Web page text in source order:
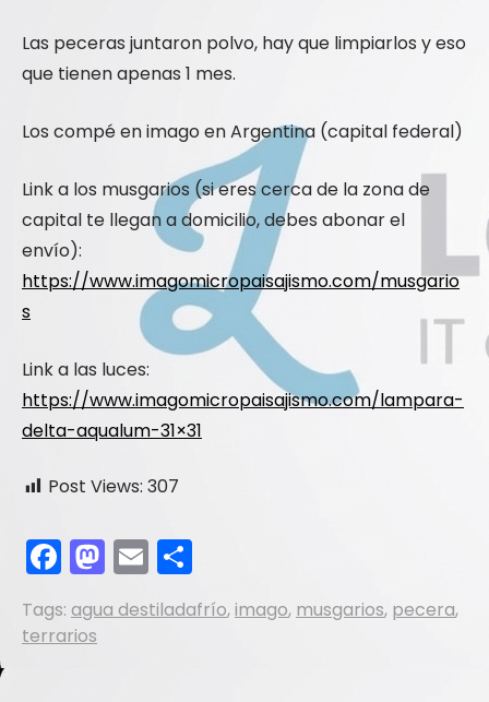
Las peceras juntaron polvo, hay que limpiarlos y eso
que tienen apenas 1 mes.
Los compé en imago en Argentina (capital federal)
Link a los musgarios (si eres cerca de la zona de
capital te llegan a domicilio, debes abonar el
envío):
https://www.imagomicropaisajismo.com/musgario
s
Link a las luces:
https://www.imagomicropaisajismo.com/lampara-
delta-aqualum-31×31
Post Views: 307
F
a
c
e
M
a
st
E
m
ai
h
ar
Tags: agua destiladafrío,imago, musgarios, pecera,
terrarios